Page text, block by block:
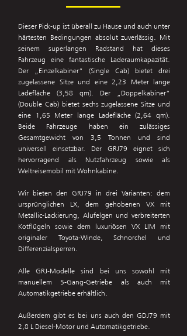
Dieser Pick-up ist überall zu Hause und auch unter
härtesten Bedingungen absolut zuverlässig. Mit
seinem superlangen Radstand hat dieses
Fahrzeug eine fantastische Laderaumkapazität.
Der „Einzelkabiner“ (Single Cab) bietet drei
zugelassene Sitze und eine 2,23 Meter lange
Ladefläche (3,58 qm). Der „Doppelkabiner“
(Double Cab) bietet sechs zugelassene Sitze und
eine 1,65 Meter lange Ladefläche (2,64 qm).
Beide Fahrzeuge haben ein zulässiges
Gesamtgewicht von 3,5 Tonnen und sind
universell einsetzbar. Der GRJ79 eignet sich
hervorragend als Nutzfahrzeug sowie als
Weltreisemobil mit Wohnkabine.
Wir bieten den GRJ79 in drei Varianten‭: ‬dem
ursprünglichen LX‭, ‬dem gehobenen VX mit
Metallic-Lackierung‭, ‬Alufelgen und verbreiterten
Kotflügeln sowie dem luxuriösen VX LIM mit
originaler Toyota-Winde‭, ‬Schnorchel und
Differenzialsperren‭.‬
Alle GRJ-Modelle sind bei uns sowohl mit
manuellem 5-Gang-Getriebe als auch mit
Automatikgetriebe erhältlich.
Außerdem gibt es bei uns auch den GDJ79 mit
2,8 L Diesel-Motor und Automatikgetriebe.